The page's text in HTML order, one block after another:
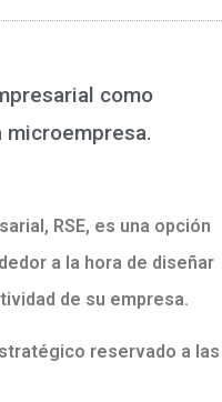
como
RSE, es una opción
a la hora de diseñar
de su empresa.
reservado a las